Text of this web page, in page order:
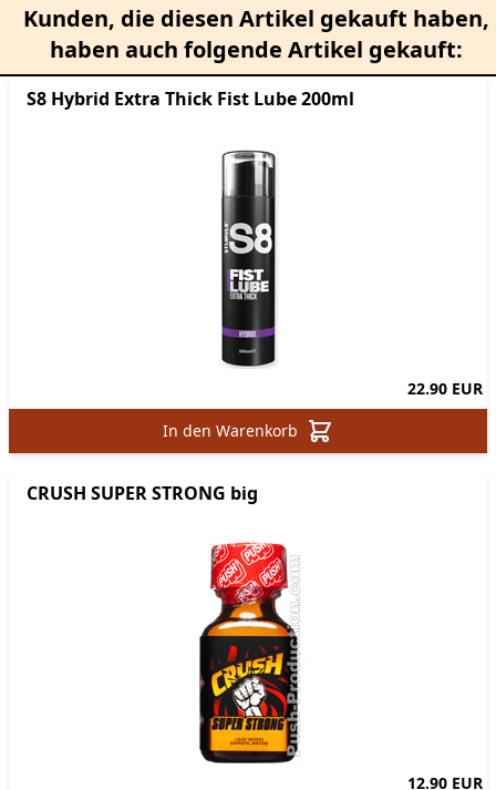
Kunden, die diesen Artikel gekauft haben,
haben auch folgende Artikel gekauft:
S8 Hybrid Extra Thick Fist Lube 200ml
22.90 EUR
In den Warenkorb
CRUSH SUPER STRONG big
12.90 EUR